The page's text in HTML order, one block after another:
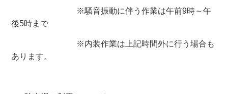
※騒音振動に伴う作業は午前9時～午
後5時まで
※内装作業は上記時間外に行う場合も
あります。